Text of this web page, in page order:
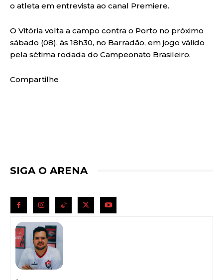
o atleta em entrevista ao canal Premiere.
O Vitória volta a campo contra o Porto no próximo
sábado (08), às 18h30, no Barradão, em jogo válido
pela sétima rodada do Campeonato Brasileiro.
Compartilhe
SIGA O ARENA